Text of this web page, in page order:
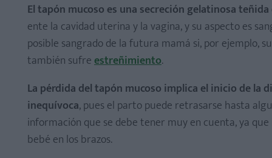
El tapón mucoso es una secreción gelatinosa
ente la cavidad uterina y la vagina, y su aspecto es
posible sangrado de la futura mamá si, por ejemplo,
también sufreestreñimiento.
La pérdida del tapón mucoso implica el inicio de la
inequívoca, pues el parto puede retrasarse hasta
información que se debe tener muy en cuenta, ya
bebé en los brazos.